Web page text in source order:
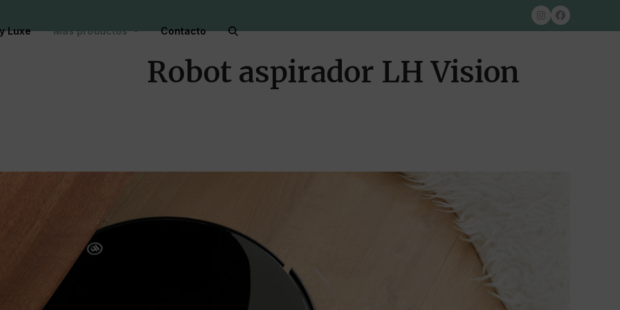
InstagramFacebook
Luxe Más productos Contacto
Robot aspirador LH Vision